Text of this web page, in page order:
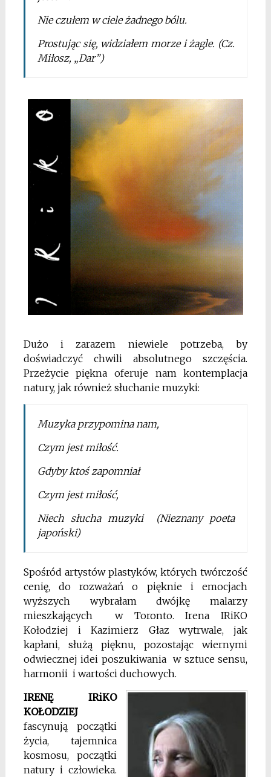
Nie czułem w ciele żadnego bólu.
Prostując się, widziałem morze i żagle. (Cz.
Miłosz, „Dar”)
Dużo i zarazem niewiele potrzeba, by
doświadczyć chwili absolutnego szczęścia.
Przeżycie piękna oferuje nam kontemplacja
natury, jak również słuchanie muzyki:
Muzyka przypomina nam,
Czym jest miłość.
Gdyby ktoś zapomniał
Czym jest miłość,
Niech słucha muzyki (Nieznany poeta
japoński)
Spośród artystów plastyków, których twórczość
cenię, do rozważań o pięknie i emocjach
wyższych wybrałam dwójkę malarzy
mieszkających w Toronto. Irena IRiKO
Kołodziej i Kazimierz Głaz wytrwale, jak
kapłani, służą pięknu, pozostając wiernymi
odwiecznej idei poszukiwania w sztuce sensu,
harmonii i wartości duchowych.
IRENĘ IRiKO
KOŁODZIEJ
fascynują początki
życia, tajemnica
kosmosu, początki
natury i człowieka.